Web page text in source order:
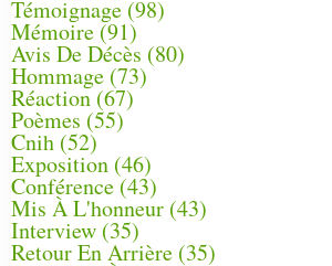
Témoignage (98)
Mémoire (91)
Avis De Décès (80)
Hommage (73)
Réaction(67)
Poèmes (55)
Cnih (52)
Exposition (46)
Conférence(43)
Mis À L'honneur (43)
Interview (35)
Retour En Arrière (35)